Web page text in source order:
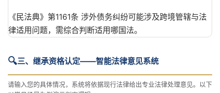
《民法典》第1161条 涉外债务纠纷可能涉及跨境管辖与法
律适用问题，需综合判断适用哪国法。
🔍三、继承资格认定——智能法律意见系统
请输入您的具体情况，系统将依据现行法律给出专业法律处理意见。以下